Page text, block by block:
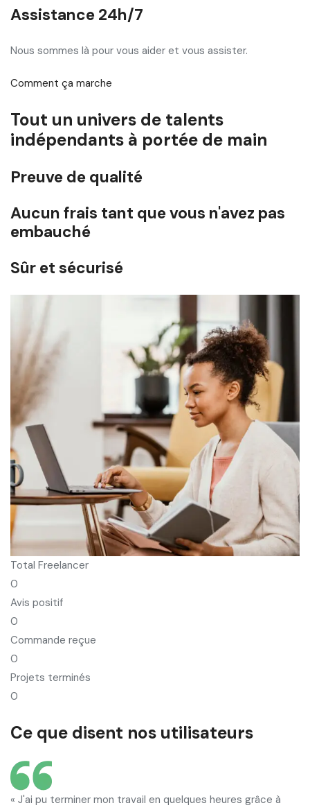
Assistance 24h/7
Nous sommes là pour vous aider et vous assister.
Comment ça marche
Tout un univers de talents
indépendants à portée de main
Preuve de qualité
Aucun frais tant que vous n'avez pas
embauché
Sûr et sécurisé
Total Freelancer
0
Avis positif
0
Commande reçue
0
Projets terminés
0
Ce que disent nos utilisateurs
« J'ai pu terminer mon travail en quelques heures grâce à